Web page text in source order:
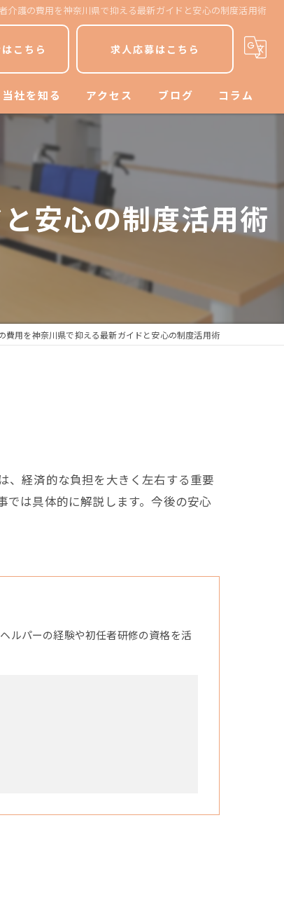
介護の費用を神奈川県で抑える最新ガイドと安心の制度活用術
こちら 求人応募はこちら
当社を知る
平塚市の介護
パート
ヘルパー
アクセス ブログ コラム
安心の制度活用術
費用を神奈川県で抑える最新ガイドと安心の制度活用術
、経済的な負担を大きく左右する重要
は具体的に解説します。今後の安心
ルパーの経験や初任者研修の資格を活